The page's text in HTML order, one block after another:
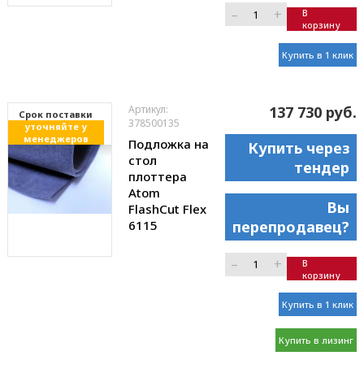
– +
В
корзину
Купить в 1 клик
Cрок поставки
уточняйте у
менеджеров
Артикул:
378500135
Подложка на
стол
плоттера
Atom
FlashCut Flex
6115
137 730 руб.
Купить через
тендер
Вы
перепродавец?
– +
В
корзину
Купить в 1 клик
Купить в лизинг